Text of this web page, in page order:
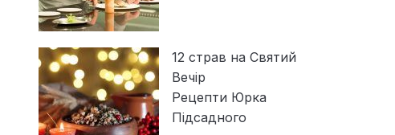
12 страв на Святий
Вечір
Рецепти Юрка
Підсадного